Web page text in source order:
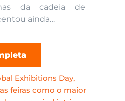
da cadeia de
ainda…
Exhibitions Day,
feiras como o maior